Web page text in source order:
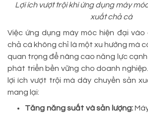
Lợi ích vượt trội khi ứng dụng máy
xuất chả cá
Việc ứng dụng máy móc hiện đại
chả cá không chỉ là một xu hướng mà
quan trọng để nâng cao năng lực
phát triển bền vững cho doanh
lợi ích vượt trội mà dây chuyền sản
mang lại:
Tăng năng suất và sản lượng: